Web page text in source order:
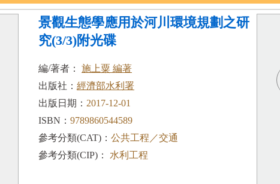
景觀生態學應用於河川環境規劃之研
究(3/3)附光碟
編/著者： 施上粟 編著
出版社： 經濟部水利署
出版日期： 2017-12-01
ISBN： 9789860544589
參考分類(CAT)： 公共工程／交通
參考分類(CIP)：
水利工程